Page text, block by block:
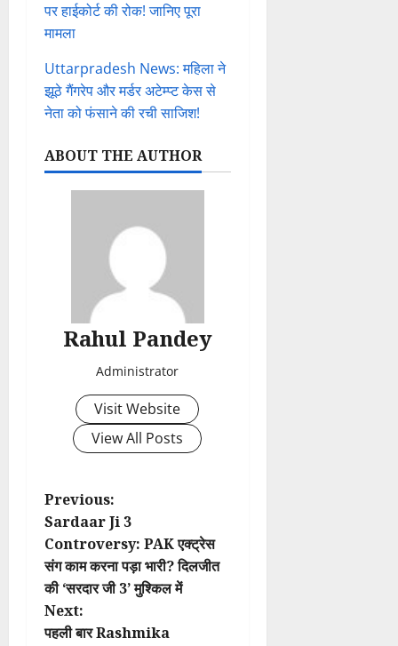
पर हाईकोर्ट की रोक! जानिए पूरा
मामला
Uttarpradesh News: महिला ने
झूठे गैंगरेप और मर्डर अटेम्प्ट केस से
नेता को फंसाने की रची साजिश!
ABOUT THE AUTHOR
Rahul Pandey
Administrator
Visit Website
View All Posts
P
o
s
t
Previous:
Sardaar Ji 3
Controversy: PAK एक्ट्रेस
संग काम करना पड़ा भारी? दिलजीत
की ‘सरदार जी 3’ मुश्किल में
Next:
पहली बार Rashmika